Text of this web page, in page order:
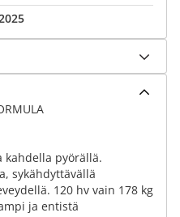
kahdella pyörällä.
sykähdyttävällä
120 hv vain 178 kg
ja entistä